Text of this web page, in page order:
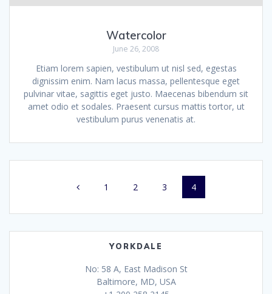
Watercolor
June 26, 2008
Etiam lorem sapien, vestibulum ut nisl sed, egestas
dignissim enim. Nam lacus massa, pellentesque eget
pulvinar vitae, sagittis eget justo. Maecenas bibendum sit
amet odio et sodales. Praesent cursus mattis tortor, ut
vestibulum purus venenatis at.
navigation
Page
1 Page
2 Page
3 Page
4
YORKDALE
No: 58 A, East Madison St
Baltimore, MD, USA